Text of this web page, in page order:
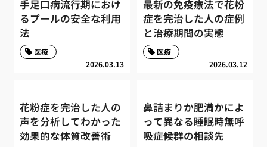
手足口病流行期におけ
るプールの安全な利用
法
2026.03.13
医療
最新の免疫療法で花粉
症を完治した人の症例
と治療期間の実態
2026.03.12
医療
花粉症を完治した人の
声を分析してわかった
効果的な体質改善術
鼻詰まりか肥満かによ
って異なる睡眠時無呼
吸症候群の相談先